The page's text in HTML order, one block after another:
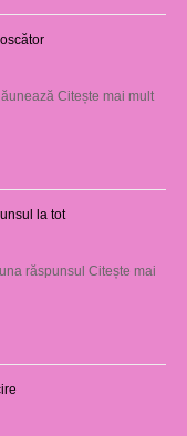
Citește mai mult
la tot
răspunsul Citește mai